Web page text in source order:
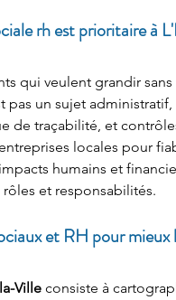
rh est prioritaire à
qui veulent grandir
pas un sujet
de traçabilité, et
locales pour
humains et
et responsabilités.
et RH pour mieux
Ville consiste à